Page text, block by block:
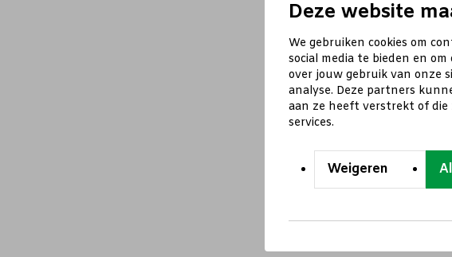
Deze website
We gebruiken cookies om
social media te bieden en
over jouw gebruik van onze
analyse. Deze partners
aan ze heeft verstrekt of die
services.
Weigeren